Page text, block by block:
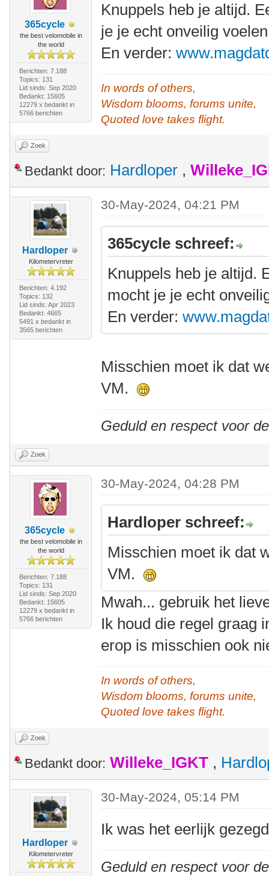
365cycle
the best velomobile in
the world
Berichten: 7.188
Topics: 131
Lid sinds: Sep 2020
Bedankt: 15605
12279 x bedankt in
5766 berichten
Knuppels heb je altijd.
je je echt onveilig
En verder:
In words of others,
Wisdom blooms, forums unite,
Quoted love takes flight.
Zoek
Bedankt door: Hardloper ,
Hardloper
Kilometervreter
Berichten: 4.192
Topics: 132
Lid sinds: Apr 2023
Bedankt: 4665
5491 x bedankt in
3565 berichten
30-May-2024, 04:21 PM
365cycle schreef:
Knuppels heb je altijd.
mocht je je echt
En verder:
Misschien moet ik dat
VM.
Geduld en respect voor
Zoek
365cycle
the best velomobile in
the world
Berichten: 7.188
Topics: 131
Lid sinds: Sep 2020
Bedankt: 15605
12279 x bedankt in
5766 berichten
30-May-2024, 04:28 PM
Hardloper schreef:
Misschien moet ik dat
VM.
Mwah... gebruik het
Ik houd die regel graag
erop is misschien ook
In words of others,
Wisdom blooms, forums unite,
Quoted love takes flight.
Zoek
Bedankt door: Willeke_IGKT ,
Hardloper
Kilometervreter
30-May-2024, 05:14 PM
Ik was het eerlijk
Geduld en respect voor